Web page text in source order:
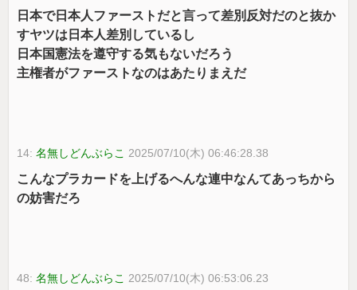
日本で日本人ファーストだと言って差別反対だのと抜か
すヤツは日本人差別しているし
日本国憲法を遵守する気もないだろう
主権者がファーストなのはあたりまえだ
14:名無しどんぶらこ 2025/07/10(木) 06:46:28.38
こんなプラカードを上げるへんな連中なんてあっちから
の妨害だろ
48:名無しどんぶらこ 2025/07/10(木) 06:53:06.23